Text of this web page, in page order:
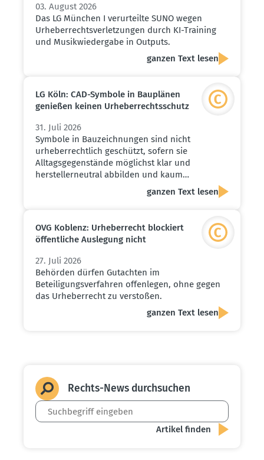
03. August 2026
Das LG München I verurteilte SUNO wegen
Urheberrechtsverletzungen durch KI-Training
und Musikwiedergabe in Outputs.
ganzen Text lesen
LG Köln: CAD-Symbole in Bauplänen
genießen keinen Urheber­rechts­schutz
31. Juli 2026
Symbole in Bauzeichnungen sind nicht
urheberrechtlich geschützt, sofern sie
Alltagsgegenstände möglichst klar und
herstellerneutral abbilden und kaum…
ganzen Text lesen
OVG Koblenz: Urheber­recht blockiert
öffent­liche Auslegung nicht
27. Juli 2026
Behörden dürfen Gutachten im
Beteiligungsverfahren offenlegen, ohne gegen
das Urheberrecht zu verstoßen.
ganzen Text lesen
Rechts-News durch­suchen